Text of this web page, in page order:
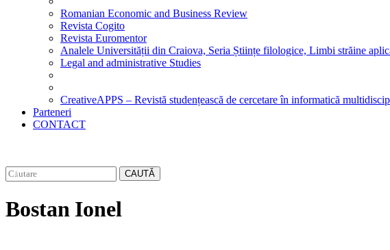
Romanian Economic and Business Review
Revista Cogito
Revista Euromentor
Analele Universității din Craiova, Seria Științe filologice, Limbi străine
Legal and administrative Studies
CreativeAPPS – Revistă studențească de cercetare în informatică
Parteneri
CONTACT
CAUTĂ
Bostan Ionel